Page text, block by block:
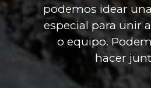
podemos idear
especial para unir
o equipo.
hacer